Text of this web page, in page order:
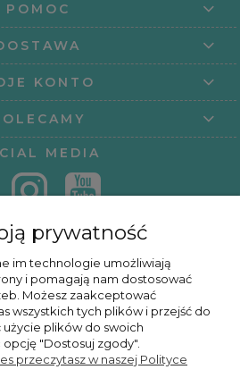
POMOC
KONTO
MEDIA
ONLINE
SP. Z O.O.
prywatność
im technologie umożliwiają
i pomagają nam dostosować
Możesz zaakceptować
wszystkich tych plików i przejść do
plików do swoich
"Dostosuj zgody".
przeczytasz w naszej Polityce